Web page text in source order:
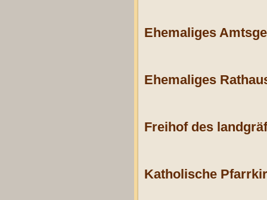
Ehemaliges
Ehemaliges
Freihof des
Katholische